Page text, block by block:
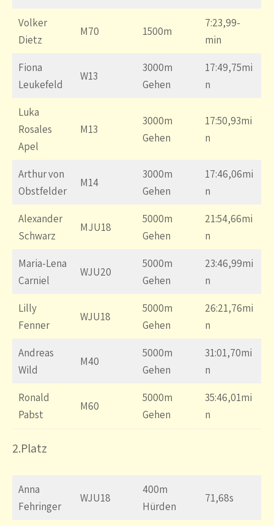
Volker
Dietz
M70 1500m
7:23,99-
min
Fiona
Leukefeld
W13
3000m
Gehen
17:49,75mi
n
Luka
Rosales
Apel
M13
3000m
Gehen
17:50,93mi
n
Arthur von
Obstfelder
M14
3000m
Gehen
17:46,06mi
n
Alexander
Schwarz
MJU18
5000m
Gehen
21:54,66mi
n
Maria-Lena
Carniel
WJU20
5000m
Gehen
23:46,99mi
n
Lilly
Fenner
WJU18
5000m
Gehen
26:21,76mi
n
Andreas
Wild
M40
5000m
Gehen
31:01,70mi
n
Ronald
Pabst
M60
5000m
Gehen
35:46,01mi
n
2.Platz
Anna
Fehringer
WJU18
400m
Hürden
71,68s